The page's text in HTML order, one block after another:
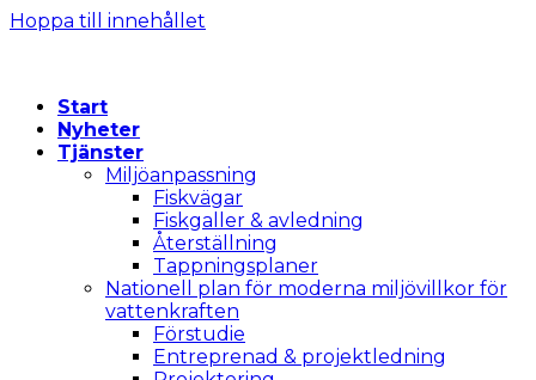
Hoppa till innehållet
Start
Nyheter
Tjänster
Miljöanpassning
Fiskvägar
Fiskgaller & avledning
Återställning
Tappningsplaner
Nationell plan för moderna miljövillkor för
vattenkraften
Förstudie
Entreprenad & projektledning